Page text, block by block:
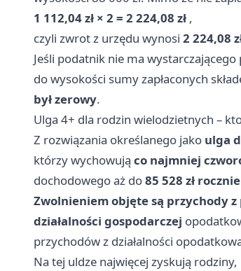
1 112,04 zł × 2 = 2 224,08 zł ,
czyli zwrot z urzędu wynosi 2 224,08
Jeśli podatnik nie ma
do wysokości sumy zapłaconych
był zerowy.
Ulga 4+ dla rodzin wielodzietnych –
Z rozwiązania określanego jako ulga
którzy wychowują co najmniej
dochodowego aż do85 528 zł rocznie
Zwolnieniem objęte są przychody
działalności gospodarczej
przychodów z działalności
Na tej uldze najwięcej zyskują